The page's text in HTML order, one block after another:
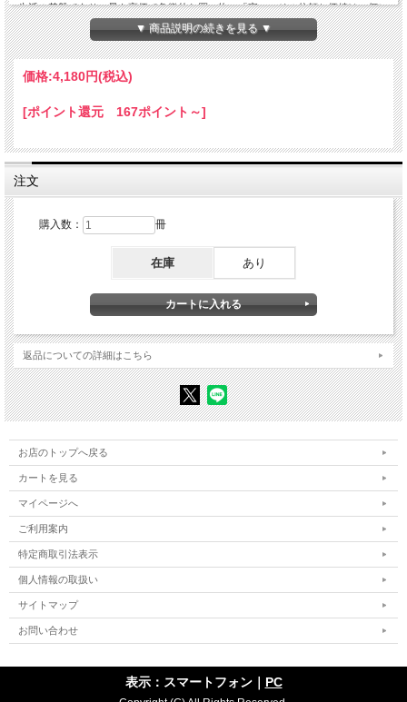
生活の基盤であり、最も高価で象徴的な買い物、「家」。その信頼と価値は、何に
由来し、買い手はいかに購入を決める（決めさせられる）のか？住宅市場の現場に
分け入り、そこに働く重層的なメカニズム――経済政策、建築基準などの法規制、
官僚・自治体・業界団体の介入、企業戦略と消費者の欲求――を徹底分析、人間社
目次
序 説
Ⅰ部 住宅市場
「家」 の神話
界としての企業の戦略
2章 国家と市場の構築
「住宅政策」 ――団地から一戸建て住宅へ
政策の形成過程
官僚界の構造
位置空間とスタンス空間
委員会と強力な少数派への正統性付与
■ 付属資料
3章 地方権力の界
ルールとの戯れ
地域をベースとする界
■ 付属資料
4章 強制下の契約
売り手の戦略
契約にいたるメカニズム
■ 付属資料
▼ 商品説明の続きを見る ▼
価格:4,180円(税込)
[ポイント還元 167ポイント～]
注文
購入数： 冊
在庫 あり
返品についての詳細はこちら
お店のトップへ戻る
カートを見る
マイページへ
ご利用案内
特定商取引法表示
個人情報の取扱い
サイトマップ
お問い合わせ
表示：スマートフォン｜ PC